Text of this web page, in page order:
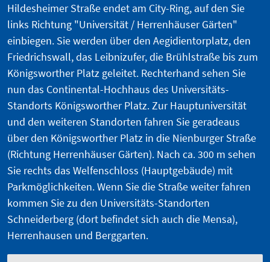
Hildesheimer Straße endet am City-Ring, auf den Sie
links Richtung "Universität / Herrenhäuser Gärten"
einbiegen. Sie werden über den Aegidientorplatz, den
Friedrichswall, das Leibnizufer, die Brühlstraße bis zum
Königsworther Platz geleitet. Rechterhand sehen Sie
nun das Continental-Hochhaus des Universitäts-
Standorts Königsworther Platz. Zur Hauptuniversität
und den weiteren Standorten fahren Sie geradeaus
über den Königsworther Platz in die Nienburger Straße
(Richtung Herrenhäuser Gärten). Nach ca. 300 m sehen
Sie rechts das Welfenschloss (Hauptgebäude) mit
Parkmöglichkeiten. Wenn Sie die Straße weiter fahren
kommen Sie zu den Universitäts-Standorten
Schneiderberg (dort befindet sich auch die Mensa),
Herrenhausen und Berggarten.